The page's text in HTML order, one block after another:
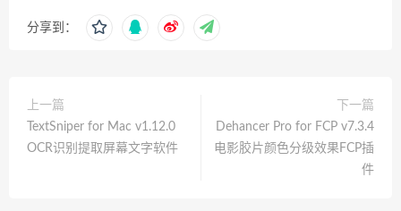
分享到：
上一篇
TextSniper for Mac v1.12.0
OCR识别提取屏幕文字软件
下一篇
Dehancer Pro for FCP v7.3.4
电影胶片颜色分级效果FCP插
件